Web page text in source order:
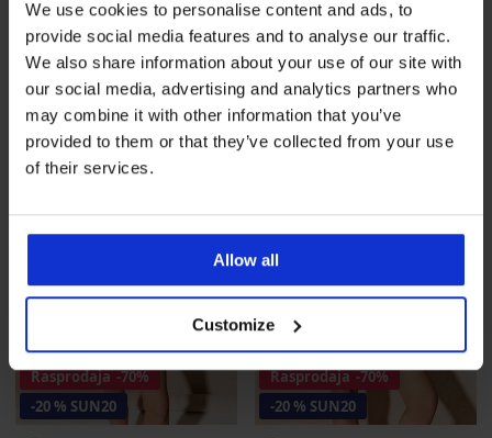
We use cookies to personalise content and ads, to
provide social media features and to analyse our traffic.
We also share information about your use of our site with
our social media, advertising and analytics partners who
may combine it with other information that you’ve
provided to them or that they’ve collected from your use
of their services.
Allow all
Customize
Popust
8,00 €Prvobitna cijena
15,99 €
6,40 €KodSUN20
Popust
7,20 € Prvobitna cijena
23,99 €
5,76 € KodSUN20
Rasprodaja -70%
-20 % SUN20
Rasprodaja -70%
-20 % SUN20